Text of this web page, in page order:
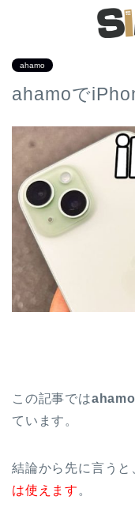
ahamo
ahamoで
この記事では
ています。
結論から先に言うと
は使えます 。